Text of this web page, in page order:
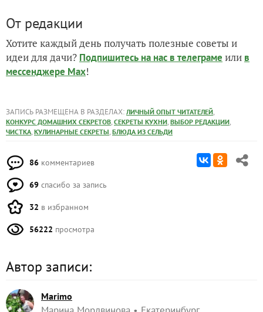
От редакции
Хотите каждый день получать полезные советы и
идеи для дачи? Подпишитесь на нас в телеграме или в
мессенджере Max!
ЗАПИСЬ РАЗМЕЩЕНА В РАЗДЕЛАХ: ЛИЧНЫЙ ОПЫТ ЧИТАТЕЛЕЙ,
КОНКУРС ДОМАШНИХ СЕКРЕТОВ, СЕКРЕТЫ КУХНИ, ВЫБОР РЕДАКЦИИ,
ЧИСТКА, КУЛИНАРНЫЕ СЕКРЕТЫ, БЛЮДА ИЗ СЕЛЬДИ
86 комментариев
69 спасибо за запись
32 в избранном
56222 просмотра
Автор записи:
Marimo